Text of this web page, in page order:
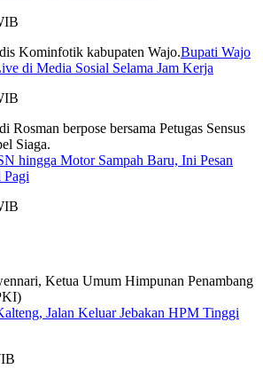
Bupati Wajo
di Media Sosial Selama Jam Kerja
hingga Motor Sampah Baru, Ini Pesan
Pagi
Jalan Keluar Jebakan HPM Tinggi